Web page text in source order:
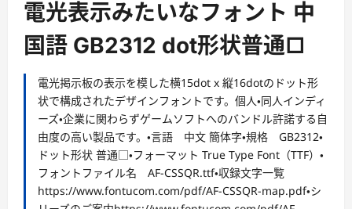
電光表示みたいなフォント 中
国語 GB2312 dot形状普通□
電光掲示板の表示を模した横15dot x 縦16dotのドット形
状で構成されたデザインフォントです。個人・同人インディ
ーズ・企業に関わらずゲームソフトへのバンドル許諾する自
由度の高い製品です。・言語 中文 簡体字・規格 GB2312・
ドット形状 普通□・フォーマット True Type Font（TTF）・
フォントファイル名 AF-CSSQR.ttf・収録文字一覧
https://www.fontucom.com/pdf/AF-CSSQR-map.pdf・シ